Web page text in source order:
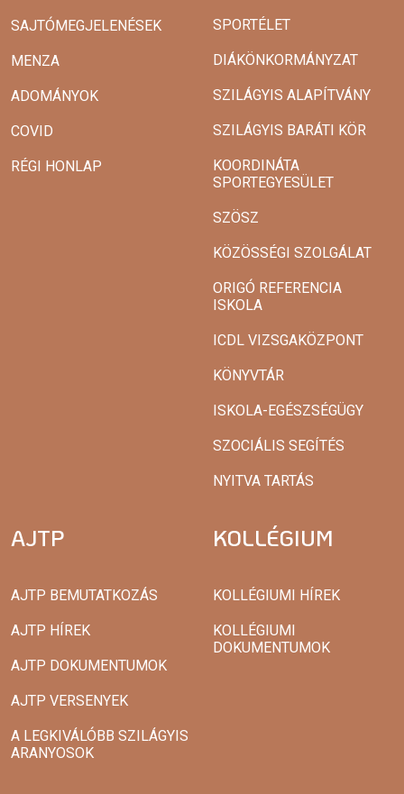
SAJTÓMEGJELENÉSEK
MENZA
ADOMÁNYOK
COVID
RÉGI HONLAP
SPORTÉLET
DIÁKÖNKORMÁNYZAT
SZILÁGYIS ALAPÍTVÁNY
SZILÁGYIS BARÁTI KÖR
KOORDINÁTA
SPORTEGYESÜLET
SZÖSZ
KÖZÖSSÉGI SZOLGÁLAT
ORIGÓ REFERENCIA
ISKOLA
ICDL VIZSGAKÖZPONT
KÖNYVTÁR
ISKOLA-EGÉSZSÉGÜGY
SZOCIÁLIS SEGÍTÉS
NYITVA TARTÁS
AJTP
AJTP BEMUTATKOZÁS
AJTP HÍREK
AJTP DOKUMENTUMOK
AJTP VERSENYEK
A LEGKIVÁLÓBB SZILÁGYIS
ARANYOSOK
KOLLÉGIUM
KOLLÉGIUMI HÍREK
KOLLÉGIUMI
DOKUMENTUMOK